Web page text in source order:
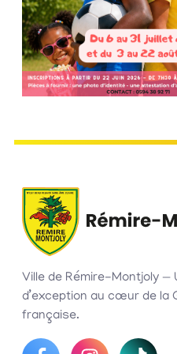
Ville de Rémire-Montjoly —
d’exception au cœur de la
française.